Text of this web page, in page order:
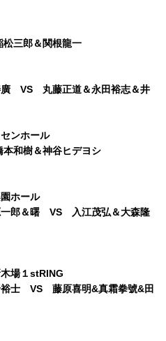
三郎＆関根龍一
廣 VS 丸藤正道＆永田裕志＆井
ンホール
和樹＆神谷ヒデヨシ
ホール
一郎＆曙 VS 入江茂弘＆大森隆
場１stRING
裕士 VS 藤原喜明&真霜拳號&田